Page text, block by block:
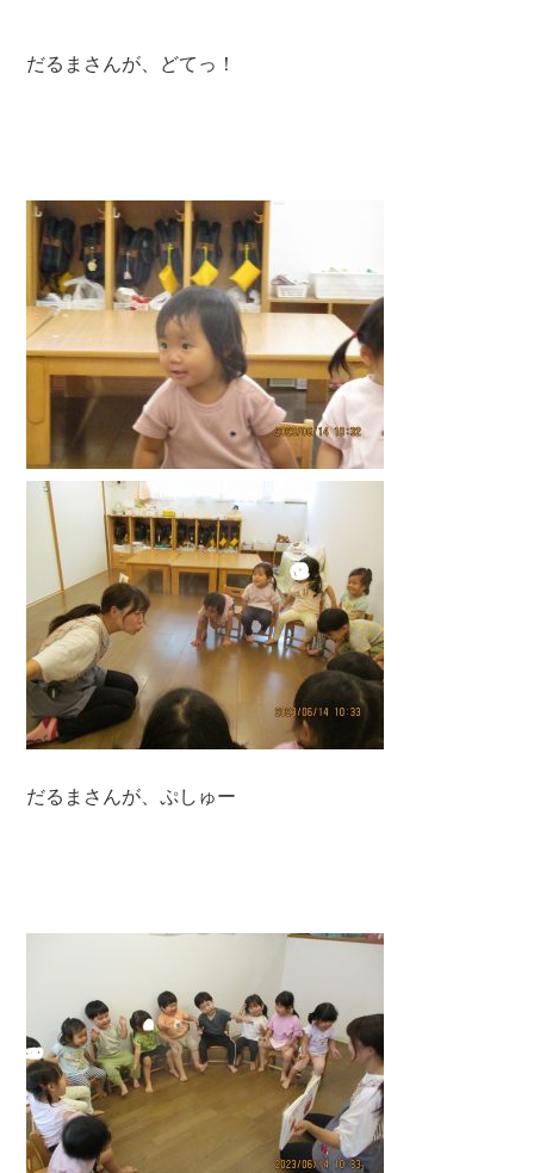
だるまさんが、どてっ！
だるまさんが、ぷしゅー